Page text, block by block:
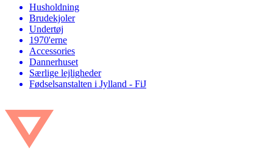
Husholdning
Brudekjoler
Undertøj
1970'erne
Accessories
Dannerhuset
Særlige lejligheder
Fødselsanstalten i Jylland - FiJ